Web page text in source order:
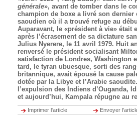
générale», avant de tomber dans le
champion de boxe a livré son dernier
saoudien où il a trouvé refuge au
Auparavant, le «président à vie» était
après l’écrasement de sa dictature
Julius Nyerere, le 11 avril 1979. Huit
renversé le président socialisant
satisfaction de Londres, Washington
tard, le tyran ubuesque, sorti des
britannique, avait épousé la cause
dotée par la Libye et l’Arabie
l’expulsion des Indiens d’Ouganda,
et aujourd’hui, Kampala répugne au
Imprimer l'article Envoyer